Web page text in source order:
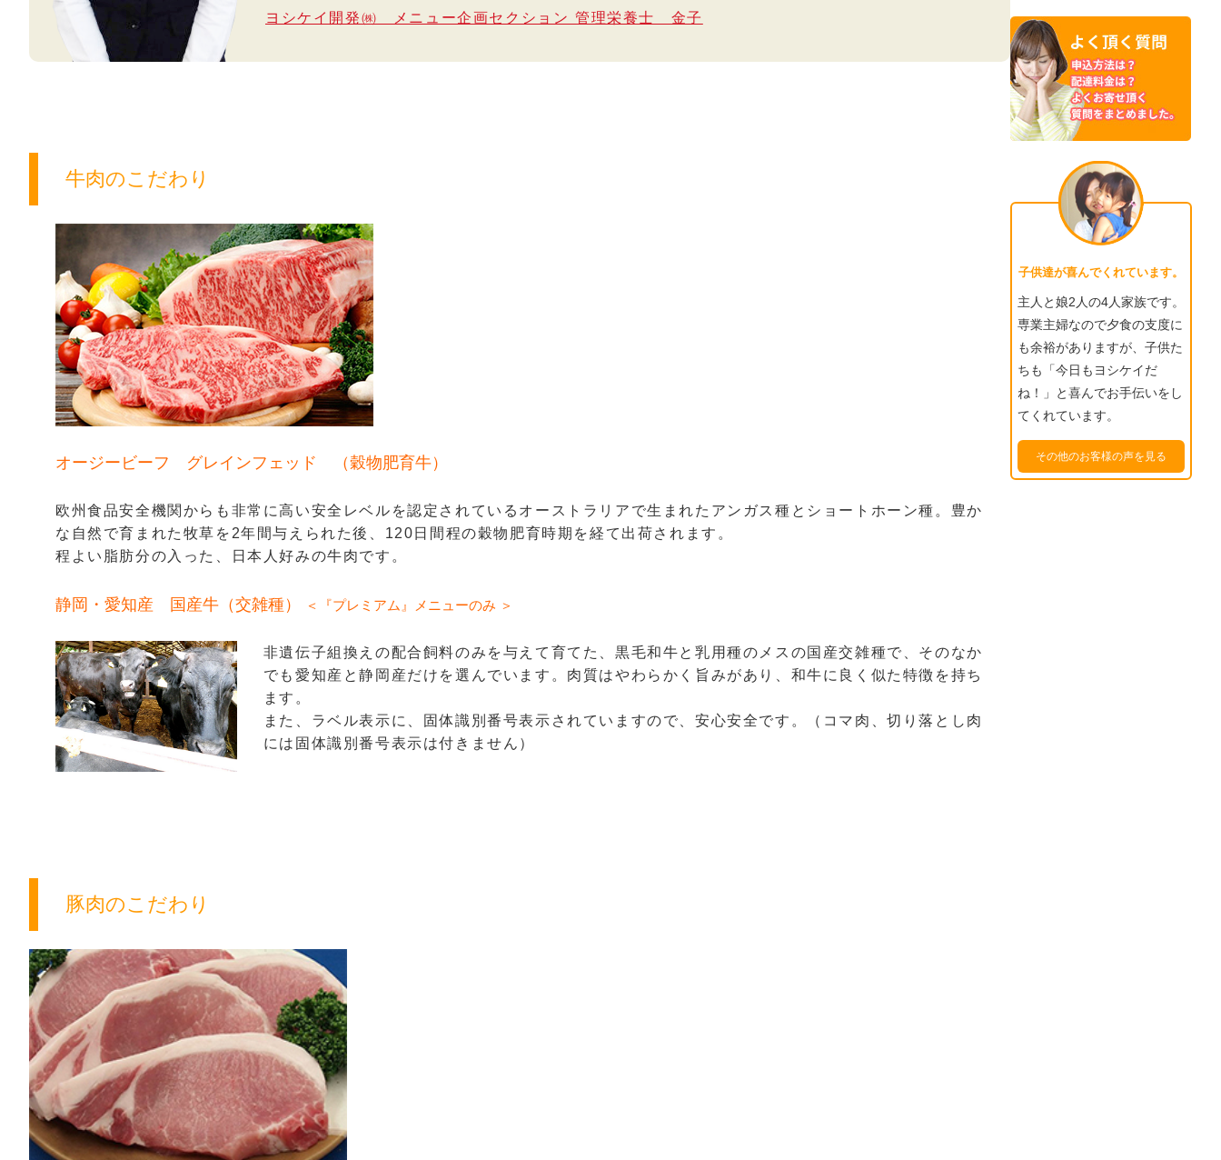
ヨシケイ開発㈱ メニュー企画セクション 管理栄養士 金子
牛肉のこだわり
オージービーフ グレインフェッド （穀物肥育牛）
欧州食品安全機関からも非常に高い安全レベルを認定されているオーストラリアで生まれたアンガス種とショートホーン種。豊か
な自然で育まれた牧草を2年間与えられた後、120日間程の穀物肥育時期を経て出荷されます。
程よい脂肪分の入った、日本人好みの牛肉です。
静岡・愛知産 国産牛（交雑種） ＜『プレミアム』メニューのみ ＞
非遺伝子組換えの配合飼料のみを与えて育てた、黒毛和牛と乳用種のメスの国産交雑種で、そのなか
でも愛知産と静岡産だけを選んでいます。肉質はやわらかく旨みがあり、和牛に良く似た特徴を持ち
ます。
また、ラベル表示に、固体識別番号表示されていますので、安心安全です。（コマ肉、切り落とし肉
には固体識別番号表示は付きません）
豚肉のこだわり
子供達が喜んでくれています。
主人と娘2人の4人家族です。
専業主婦なので夕食の支度に
も余裕がありますが、子供た
ちも「今日もヨシケイだ
ね！」と喜んでお手伝いをし
てくれています。
その他のお客様の声を見る